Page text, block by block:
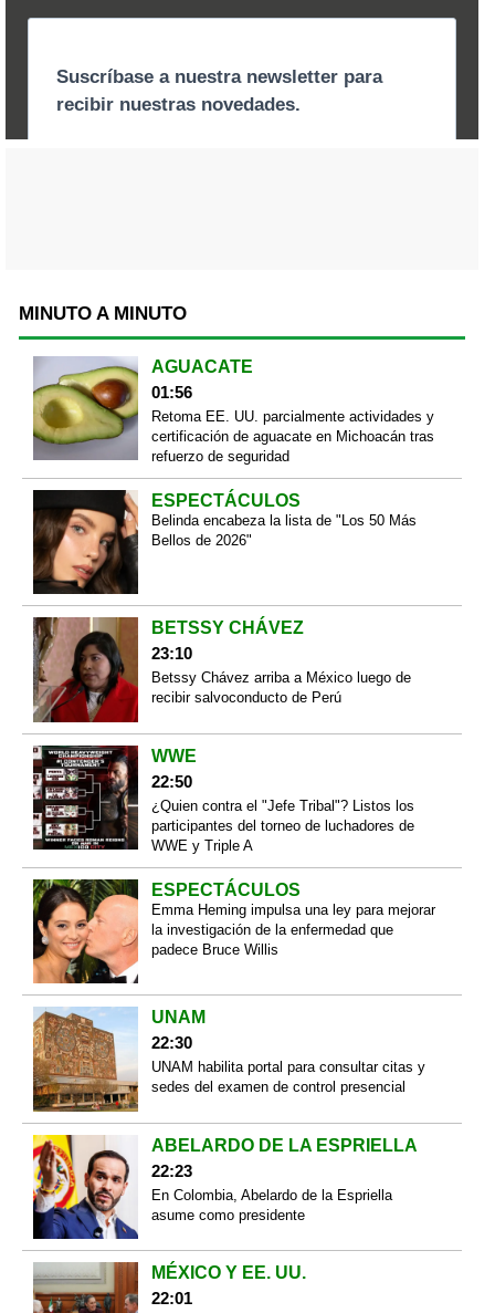
MINUTO A MINUTO
AGUACATE
01:56
Retoma EE. UU. parcialmente actividades y
certificación de aguacate en Michoacán tras
refuerzo de seguridad
ESPECTÁCULOS
Belinda encabeza la lista de "Los 50 Más
Bellos de 2026"
BETSSY CHÁVEZ
23:10
Betssy Chávez arriba a México luego de
recibir salvoconducto de Perú
WWE
22:50
¿Quien contra el "Jefe Tribal"? Listos los
participantes del torneo de luchadores de
WWE y Triple A
ESPECTÁCULOS
Emma Heming impulsa una ley para mejorar
la investigación de la enfermedad que
padece Bruce Willis
UNAM
22:30
UNAM habilita portal para consultar citas y
sedes del examen de control presencial
ABELARDO DE LA ESPRIELLA
22:23
En Colombia, Abelardo de la Espriella
asume como presidente
MÉXICO Y EE. UU.
22:01